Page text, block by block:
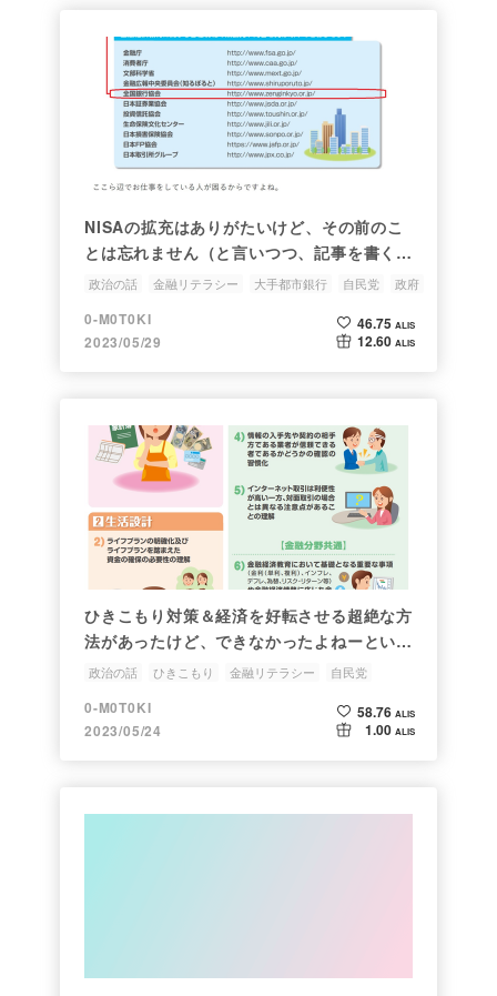
NISAの拡充はありがたいけど、その前のこ
とは忘れません（と言いつつ、記事を書く前
は忘れとったわー）
政治の話 金融リテラシー 大手都市銀行 自民党 政府
0-M0T0KI
2023/05/29
46.75 ALIS
12.60 ALIS
ひきこもり対策＆経済を好転させる超絶な方
法があったけど、できなかったよねーという
話
政治の話 ひきこもり 金融リテラシー 自民党
0-M0T0KI
2023/05/24
58.76 ALIS
1.00 ALIS